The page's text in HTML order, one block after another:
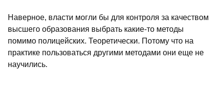
Наверное, власти могли бы для контроля за качеством
высшего образования выбрать какие-то методы
помимо полицейских. Теоретически. Потому что на
практике пользоваться другими методами они еще не
научились.